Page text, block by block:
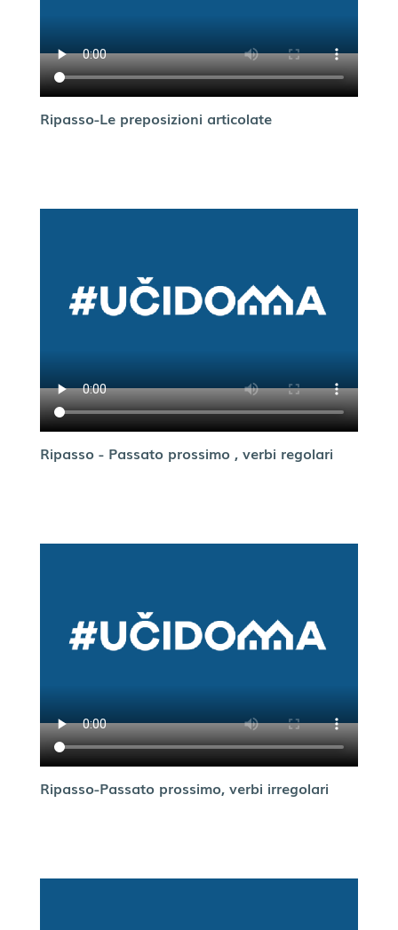
Ripasso-Le preposizioni articolate
Ripasso - Passato prossimo , verbi regolari
Ripasso-Passato prossimo, verbi irregolari